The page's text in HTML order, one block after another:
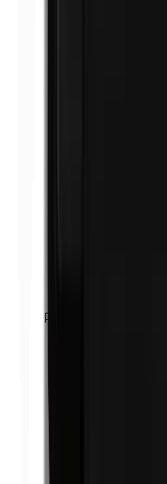
Propyleenglycol